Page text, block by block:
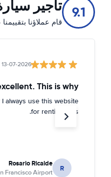
9.1 تأجير
قام عملاؤنا بتقييمنا على 9.1/ 10 من
13-07-2026
This is why
always use this website
for renting cars.
R
Rosario Ricalde
Francisco Airport